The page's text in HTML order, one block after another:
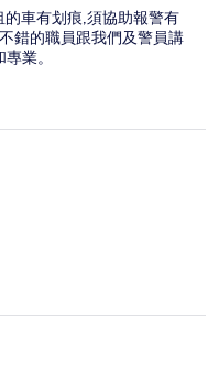
車有划痕,須協助報警有
錯的職員跟我們及警員講
業。